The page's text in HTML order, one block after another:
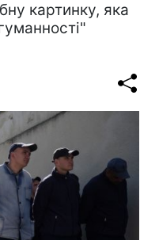
картинку, яка